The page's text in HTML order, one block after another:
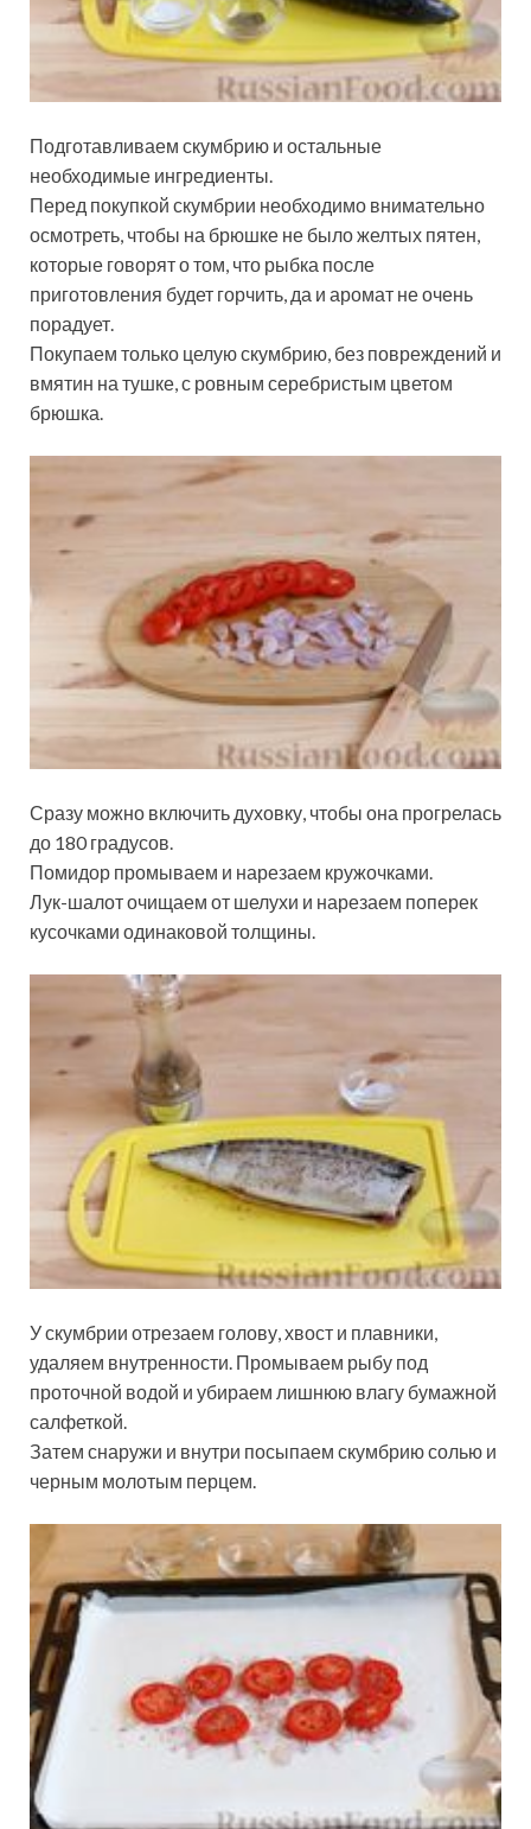
Подготавливаем скумбрию и остальные
необходимые ингредиенты.
Перед покупкой скумбрии необходимо внимательно
осмотреть, чтобы на брюшке не было желтых пятен,
которые говорят о том, что рыбка после
приготовления будет горчить, да и аромат не очень
порадует.
Покупаем только целую скумбрию, без повреждений и
вмятин на тушке, с ровным серебристым цветом
брюшка.
Сразу можно включить духовку, чтобы она прогрелась
до 180 градусов.
Помидор промываем и нарезаем кружочками.
Лук-шалот очищаем от шелухи и нарезаем поперек
кусочками одинаковой толщины.
У скумбрии отрезаем голову, хвост и плавники,
удаляем внутренности. Промываем рыбу под
проточной водой и убираем лишнюю влагу бумажной
салфеткой.
Затем снаружи и внутри посыпаем скумбрию солью и
черным молотым перцем.